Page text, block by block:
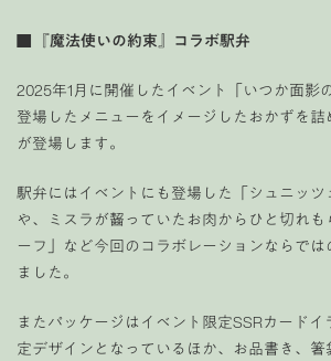
■ 『魔法使いの約束』コラボ駅弁
2025年1月に開催したイベント「いつか面影
登場したメニューをイメージしたおかずを
が登場します。
駅弁にはイベントにも登場した「シュニッツ
や、ミスラが齧っていたお肉からひと切れ
ーフ」など今回のコラボレーションならで
ました。
またパッケージはイベント限定SSRカード
定デザインとなっているほか、お品書き、